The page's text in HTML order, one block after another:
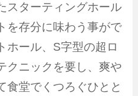
スターティングホール
を存分に味わう事がで
ホール、S字型の超ロ
クニックを要し、爽や
食堂でくつろぐひとと